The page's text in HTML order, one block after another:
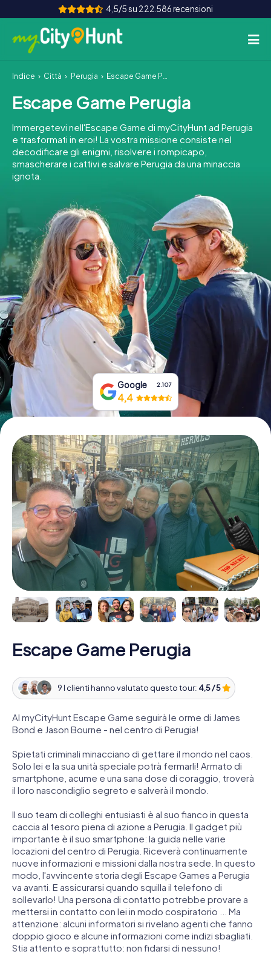
4,5/5 su 222.586 recensioni
Come funziona
Città
Tour
Team Building
INT AT CH
DE
ES
FR UK
IE
IT
NL
Prenota Biglietti
Acquista i Voucher
Indice Città Perugia Escape Game Perugia
Escape Game Perugia
Immergetevi nell'Escape Game di myCityHunt ad Perugia
e trasformati in eroi! La vostra missione consiste nel
decodificare gli enigmi, risolvere i rompicapo,
smascherare i cattivi e salvare Perugia da una minaccia
ignota.
Google 2.107
4,4
Escape Game Perugia
9 I clienti hanno valutato questo tour: 4,5 / 5
Al myCityHunt Escape Game seguirà le orme di James
Bond e Jason Bourne - nel centro di Perugia!
Spietati criminali minacciano di gettare il mondo nel caos.
Solo lei e la sua unità speciale potrà fermarli! Armato di
smartphone, acume e una sana dose di coraggio, troverà
il loro nascondiglio segreto e salverà il mondo.
Il suo team di colleghi entusiasti è al suo fianco in questa
caccia al tesoro piena di azione a Perugia. Il gadget più
importante è il suo smartphone: la guida nelle varie
locazioni del centro di Perugia. Riceverà continuamente
nuove informazioni e missioni dalla nostra sede. In questo
modo, l'avvincente storia degli Escape Games a Perugia
va avanti. E assicurarsi quando squilla il telefono di
sollevarlo! Una persona di contatto potrebbe provare a
mettersi in contatto con lei in modo cospiratorio ... Ma
attenzione: alcuni informatori si rivelano agenti che fanno
doppio gioco e alcune informazioni come indizi sbagliati.
Stia attento e soprattutto: non fidarsi di nessuno!